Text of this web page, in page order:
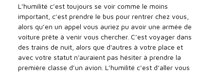
L’humilité c’est toujours se voir comme le moins
important, c’est prendre le bus pour rentrer chez vous,
alors qu’en un appel vous auriez pu avoir une armée de
voiture prête à venir vous chercher. C’est voyager dans
des trains de nuit, alors que d'autres à votre place et
avec votre statut n'auraient pas hésiter à prendre la
première classe d’un avion. L’humilité c’est d’aller vous